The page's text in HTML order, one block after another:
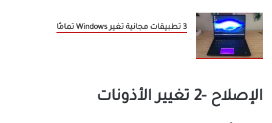
3 تطبيقات مجانية تغير Windows تمامًا
الإصلاح -2 تغيير الأذونات